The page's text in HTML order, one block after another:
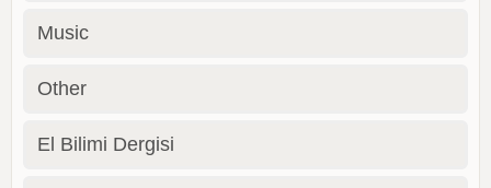
Music
Other
El Bilimi Dergisi